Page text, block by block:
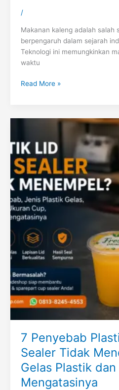
/
Makanan kaleng adalah salah
berpengaruh dalam sejarah
Teknologi ini memungkinkan
waktu
Read More »
7 Penyebab
Sealer Tidak
Gelas Plastik dan
Mengatasinya